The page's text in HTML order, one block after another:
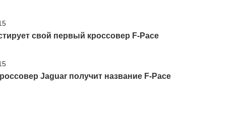
свой первый кроссовер F-Pace
Jaguar получит название F-Pace